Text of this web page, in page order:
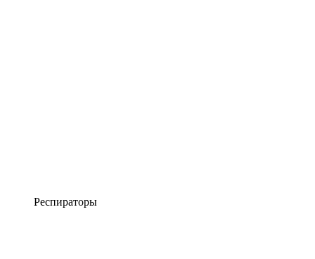
Респираторы